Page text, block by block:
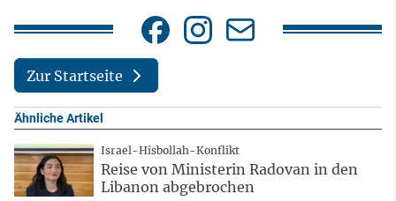
Zur Startseite
Ähnliche Artikel
Israel-Hisbollah-Konflikt
Reise von Ministerin Radovan in den
Libanon abgebrochen